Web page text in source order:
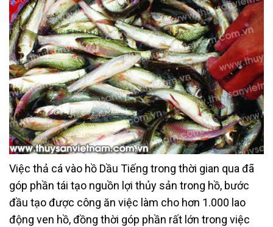
Việc thả cá vào hồ Dầu Tiếng trong thời gian qua đã
góp phần tái tạo nguồn lợi thủy sản trong hồ, bước
đầu tạo được công ăn việc làm cho hơn 1.000 lao
động ven hồ, đồng thời góp phần rất lớn trong việc